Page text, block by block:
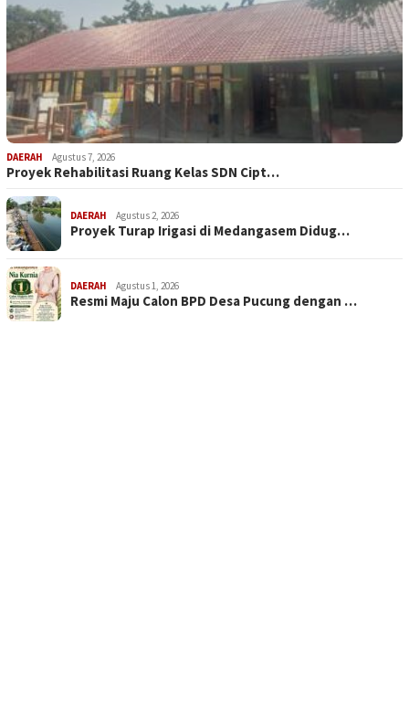
DAERAH Agustus 7, 2026
Proyek Rehabilitasi Ruang Kelas SDN Cipt…
DAERAH Agustus 2, 2026
Proyek Turap Irigasi di Medangasem Didug…
DAERAH Agustus 1, 2026
Resmi Maju Calon BPD Desa Pucung dengan …